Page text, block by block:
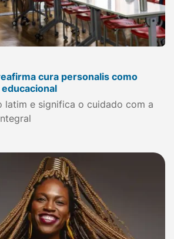
cura personalis como
latim e significa o cuidado com a